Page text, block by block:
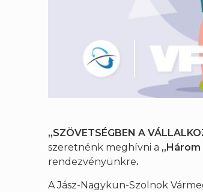
„SZÖVETSÉGBEN A
szeretnénk meghívni a
rendezvényünkre.
A Jász-Nagykun-Szolnok